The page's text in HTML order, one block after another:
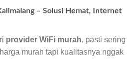
– Solusi Hemat, Internet
provider WiFi murah, pasti sering
murah tapi kualitasnya nggak